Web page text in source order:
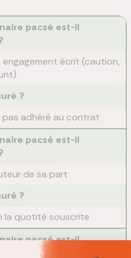
pacsé est-il
engagement écrit (caution,
?
pas adhéré au contrat
pacsé est-il
de sa part
?
la quotité souscrite
pacsé est-il